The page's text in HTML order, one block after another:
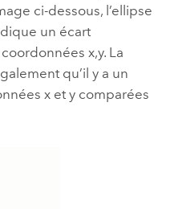
ci-dessous, l’ellipse
un écart
x,y. La
qu’il y a un
x et y comparées